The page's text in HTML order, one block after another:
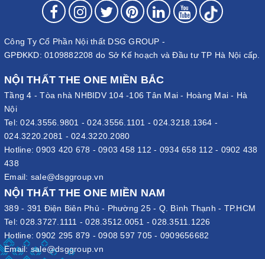
Ngoài ra, chất gỗ công nghiệp sơn PU giúp tăng tính thẩm mỹ, độ
bền cùng các tính năng cho sản phẩm hơn. Hiện nay, mẫu bàn
giá phải chăng. Sản phẩm có sự đa dạng về kiểu dáng, kích
thước, màu sắc…. phù hợp lắp đặt, sử dụng cho nhiều không
gian phòng họp khác nhau.
Bàn họp sơn PU hình chữ nhật
Bàn họp hình chữ nhật sơn PU là dòng sản phẩm có thiết kế
truyền thống. Mặt bàn hình chữ nhật được thiết kế có phần đơn
giản. Cho nên phù hợp sử dụng cho cả văn phòng diện tích hạn
chế hay rộng rãi.
Để tăng ý nghĩa phong thủy, dòng sản phẩm này sẽ được bo tròn
các góc. Điều này sẽ giúp hạn chế được sát khí, hung khí ở bốn
góc nhọn của bàn họp. Không những thế, phần bo tròn này còn
giúp sản phẩm mềm mại, uyển chuyển, tinh tế, sang trọng hơn.
Tùy thuộc số lượng người, diện tích căn phòng mà doanh nghiệp
chọn kích thước bàn phù hợp.
Công Ty Cổ Phần Nội thất DSG GROUP -
GPĐKKD: 0109882208 do Sở Kế hoạch và Đầu tư TP Hà Nội cấp.
NỘI THẤT THE ONE MIỀN BẮC
Tầng 4 - Tòa nhà NHBIDV 104 -106 Tân Mai - Hoàng Mai - Hà
Nội
Tel:024.3556.9801 -024.3556.1101 -024.3218.1364 -
024.3220.2081 - 024.3220.2080
Hotline:0903 420 678 - 0903 458 112 - 0934 658 112 - 0902 438
438
Email: sale@dsggroup.vn
NỘI THẤT THE ONE MIỀN NAM
389 - 391 Điện Biên Phủ - Phường 25 - Q. Bình Thạnh - TP.HCM
Tel:028.3727.1111 -028.3512.0051 -028.3511.1226
Hotline:0902 295 879 - 0908 597 705 - 0909656682
Email:sale@dsggroup.vn